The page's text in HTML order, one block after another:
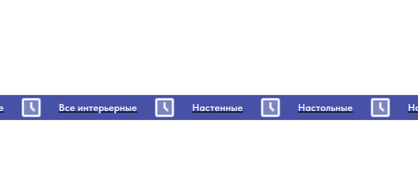
Все интерьерные Настенные Настольные